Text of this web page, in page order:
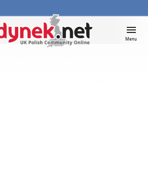
Menu